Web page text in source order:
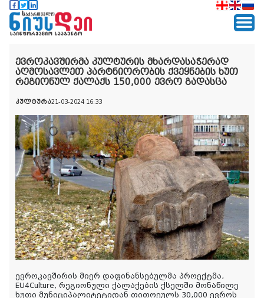
ევროკავშირმა კულტურის მხარდასაჭერად
აღმოსავლეთ პარტნიორობის ქვეყნების ხუთ
რეგიონულ ქალაქს 150,000 ევრო გადასცა
კულტურა21-03-2024 16:33
ევროკავშირის მიერ დაფინანსებულმა პროექტმა,
EU4Culture, რეგიონული ქალაქების ქსელში მონაწილე
ხუთი მუნიციპალიტეტიდან თითოეულს 30,000 ევროს